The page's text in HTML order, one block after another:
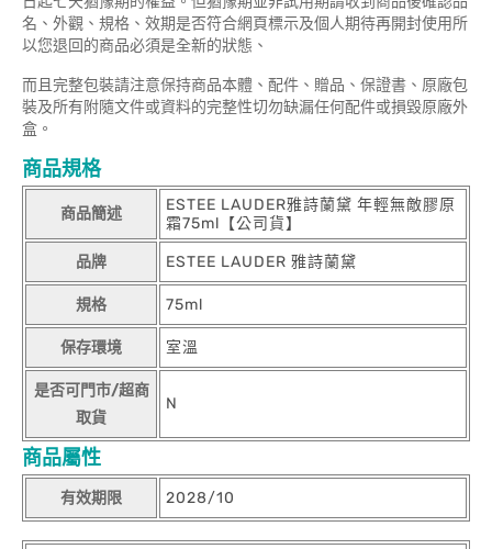
名、外觀、規格、效期是否符合網頁標示及個人期待再開封使用所
以您退回的商品必須是全新的狀態、
而且完整包裝請注意保持商品本體、配件、贈品、保證書、原廠包
裝及所有附隨文件或資料的完整性切勿缺漏任何配件或損毀原廠外
盒。
商品規格
商品簡述
ESTEE LAUDER雅詩蘭黛 年輕無敵膠原
霜75ml【公司貨】
品牌 ESTEE LAUDER 雅詩蘭黛
規格 75ml
保存環境 室溫
是否可門市/超商
取貨
N
商品屬性
有效期限 2028/10